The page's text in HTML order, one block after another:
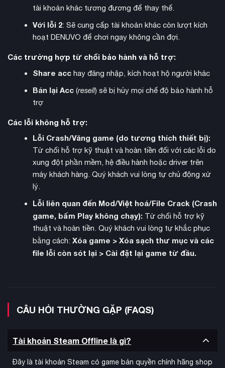
Combat system trong Mandragora yêu cầu kỹ năng timing
chính xác với các thao tác né tránh, đỡ đòn và phản đòn.
Game hỗ trợ tùy chỉnh độ khó cho người chơi mới, trong khi
vẫn duy trì độ thử thách cao cho các fan của dòng game
Soulslike. Hệ thống Equip Load ảnh hưởng đến tốc độ di
Những ai muốn sở hữutài khoản Steamvới game này có
tài khoản khác tương đương để thay thế.
Với lỗi 2: Sẽ cung cấp tài khoản khác còn lượt kích
hoạt DENUVO để chơi ngay không cần đợi.
Các trường hợp từ chối bảo hành và hỗ trợ:
Share acchay đăng nhập, kích hoạt hộ người khác
Bán lại Acc(resell) sẽ bị hủy mọi chế độ bảo hành hỗ
trợ
Các lỗi không hỗ trợ:
Lỗi Crash/Văng game (do tương thích thiết bị):
Từ chối hỗ trợ kỹ thuật và hoàn tiền đối với các lỗi do
xung đột phần mềm, hệ điều hành hoặc driver trên
máy khách hàng. Quý khách vui lòng tự chủ động xử
lý.
Lỗi liên quan đến Mod/Việt hoá/File Crack (Crash
game, bấm Play không chạy):Từ chối hỗ trợ kỹ
thuật và hoàn tiền. Quý khách vui lòng tự khắc phục
bằng cách: Xóa game > Xóa sạch thư mục và các
file lỗi còn sót lại > Cài đặt lại game từ đầu.
CÂU HỎI THƯỜNG GẶP (FAQS)
Tài khoản Steam Offline là gì?
Đây là tài khoản Steam có game bản quyền chính hãng shop